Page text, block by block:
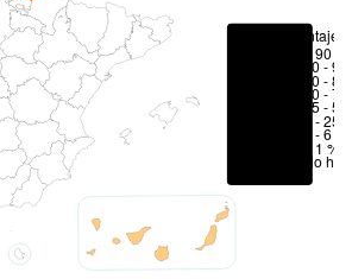
Porcentajes
> 90 %
80 -
70 -
50 -
25 -
6 - 25
1 - 6 %
< 1 %
No hay